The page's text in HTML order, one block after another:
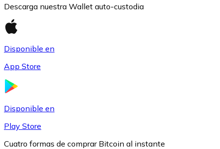
Descarga nuestra Wallet auto-custodia
Disponible en
App Store
Disponible en
Play Store
Cuatro formas de comprar Bitcoin al instante